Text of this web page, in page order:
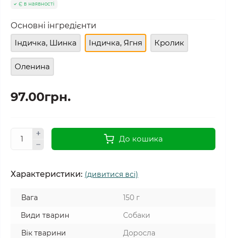
Є в наявності
Основні інгредієнти
Індичка, Шинка
Індичка, Ягня Кролик
Оленина
97.00грн.
До кошика
Характеристики: (дивитися всі)
Вага
150 г
Види тварин
Собаки
Вік тварини
Доросла